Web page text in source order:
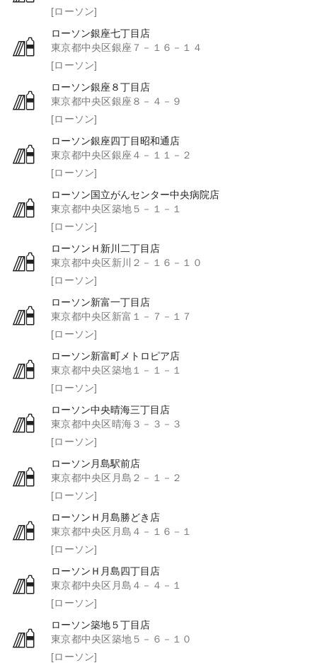
[ローソン]
ローソン銀座七丁目店
東京都中央区銀座７－１６－１４
[ローソン]
ローソン銀座８丁目店
東京都中央区銀座８－４－９
[ローソン]
ローソン銀座四丁目昭和通店
東京都中央区銀座４－１１－２
[ローソン]
ローソン国立がんセンター中央病院店
東京都中央区築地５－１－１
[ローソン]
ローソンＨ新川二丁目店
東京都中央区新川２－１６－１０
[ローソン]
ローソン新富一丁目店
東京都中央区新富１－７－１７
[ローソン]
ローソン新富町メトロピア店
東京都中央区築地１－１－１
[ローソン]
ローソン中央晴海三丁目店
東京都中央区晴海３－３－３
[ローソン]
ローソン月島駅前店
東京都中央区月島２－１－２
[ローソン]
ローソンＨ月島勝どき店
東京都中央区月島４－１６－１
[ローソン]
ローソンＨ月島四丁目店
東京都中央区月島４－４－１
[ローソン]
ローソン築地５丁目店
東京都中央区築地５－６－１０
[ローソン]